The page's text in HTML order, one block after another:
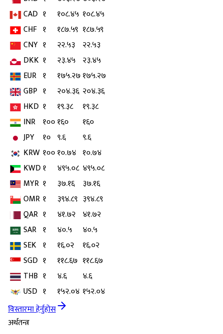
CAD १ १०८.४५ १०८.४५
CHF १ १८७.५९ १८७.५९
CNY १ २२.५३
२२.५३
DKK १ २३.४५ २३.४५
EUR १ १७५.२७१७५.२७
GBP १ २०४.३६ २०४.३६
HKD १ १९.३८
१९.३८
INR १००१६०
१६०
JPY
१० ९.६
९.६
KRW १००१०.७४ १०.७४
KWD१ ४९५.०८ ४९५.०८
MYR १ ३७.१६
३७.१६
OMR १ ३९४.८९ ३९४.८९
QAR १ ४१.७२ ४१.७२
SAR १ ४०.५
४०.५
SEK १ १६.०२
१६.०२
SGD १ ११८.६७ ११८.६७
THB १ ४.६
४.६
USD १ १५२.०४ १५२.०४
विस्तारमा हेर्नुहोस
अर्थतन्त्र